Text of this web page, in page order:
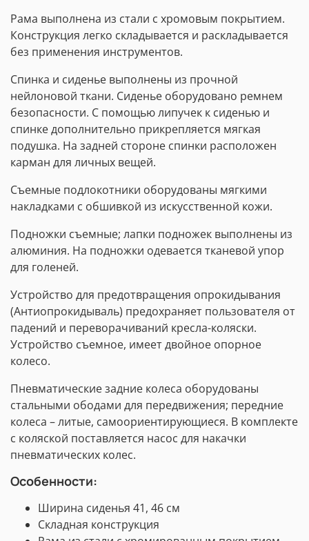
Рама выполнена из стали с хромовым покрытием.
Конструкция легко складывается и раскладывается
без применения инструментов.
Спинка и сиденье выполнены из прочной
нейлоновой ткани. Сиденье оборудовано ремнем
безопасности. С помощью липучек к сиденью и
спинке дополнительно прикрепляется мягкая
подушка. На задней стороне спинки расположен
карман для личных вещей.
Съемные подлокотники оборудованы мягкими
накладками с обшивкой из искусственной кожи.
Подножки съемные; лапки подножек выполнены из
алюминия. На подножки одевается тканевой упор
для голеней.
Устройство для предотвращения опрокидывания
(Антиопрокидываль) предохраняет пользователя от
падений и переворачиваний кресла-коляски.
Устройство съемное, имеет двойное опорное
колесо.
Пневматические задние колеса оборудованы
стальными ободами для передвижения; передние
колеса – литые, самоориентирующиеся. В комплекте
с коляской поставляется насос для накачки
пневматических колес.
Особенности:
Ширина сиденья 41, 46 см
Складная конструкция